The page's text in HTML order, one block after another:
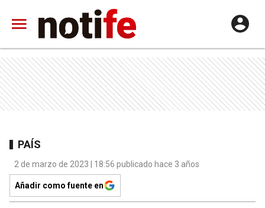
PAÍS
2 de marzo de 2023 | 18:56 publicado hace 3 años
Añadir como fuente en